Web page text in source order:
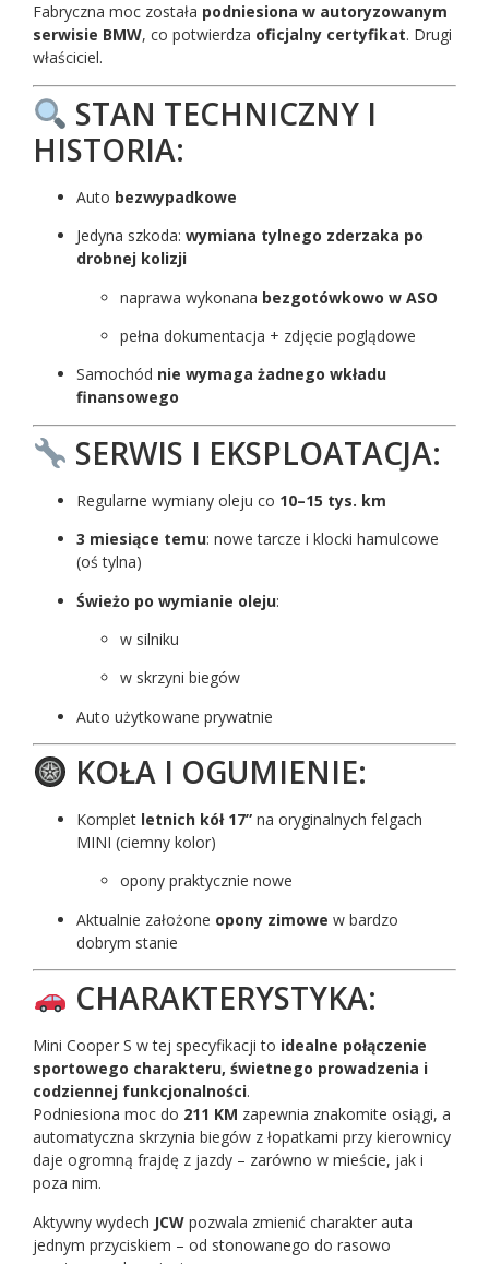
Fabryczna moc została podniesiona w autoryzowanym
serwisie BMW, co potwierdza oficjalny certyfikat. Drugi
właściciel.
STAN TECHNICZNY I
HISTORIA:
Auto bezwypadkowe
Jedyna szkoda: wymiana tylnego zderzaka po
drobnej kolizji
naprawa wykonana bezgotówkowo w ASO
pełna dokumentacja + zdjęcie poglądowe
Samochód nie wymaga żadnego wkładu
finansowego
SERWIS I EKSPLOATACJA:
Regularne wymiany oleju co 10–15 tys. km
3 miesiące temu: nowe tarcze i klocki hamulcowe
(oś tylna)
Świeżo po wymianie oleju:
w silniku
w skrzyni biegów
Auto użytkowane prywatnie
KOŁA I OGUMIENIE:
Komplet letnich kół 17” na oryginalnych felgach
MINI (ciemny kolor)
opony praktycznie nowe
Aktualnie założone opony zimowe w bardzo
dobrym stanie
CHARAKTERYSTYKA:
Mini Cooper S w tej specyfikacji to idealne połączenie
sportowego charakteru, świetnego prowadzenia i
codziennej funkcjonalności.
Podniesiona moc do 211 KM zapewnia znakomite osiągi, a
automatyczna skrzynia biegów z łopatkami przy kierownicy
daje ogromną frajdę z jazdy – zarówno w mieście, jak i
poza nim.
Aktywny wydech JCW pozwala zmienić charakter auta
jednym przyciskiem – od stonowanego do rasowo